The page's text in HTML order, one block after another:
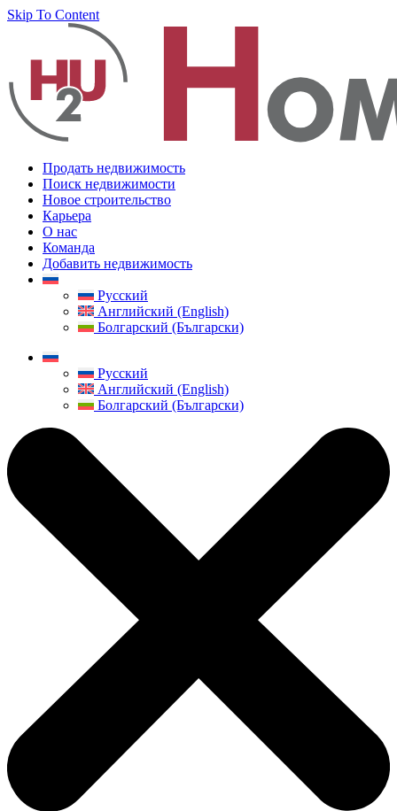
Skip To Content
Продать недвижимость
Поиск недвижимости
Новое строительство
Карьера
О нас
Команда
Добавить недвижимость
Русский
Английский (English)
Болгарский (Български)
Русский
Английский (English)
Болгарский (Български)